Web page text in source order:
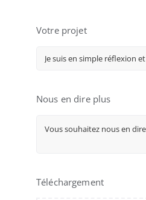
Votre projet
Nous en dire plus
Téléchargement